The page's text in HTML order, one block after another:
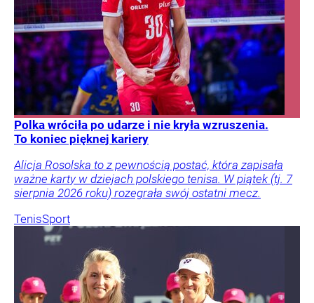
Polka wróciła po udarze i nie kryła wzruszenia.
To koniec pięknej kariery
Alicja Rosolska to z pewnością postać, która zapisała
ważne karty w dziejach polskiego tenisa. W piątek (tj. 7
sierpnia 2026 roku) rozegrała swój ostatni mecz.
TenisSport